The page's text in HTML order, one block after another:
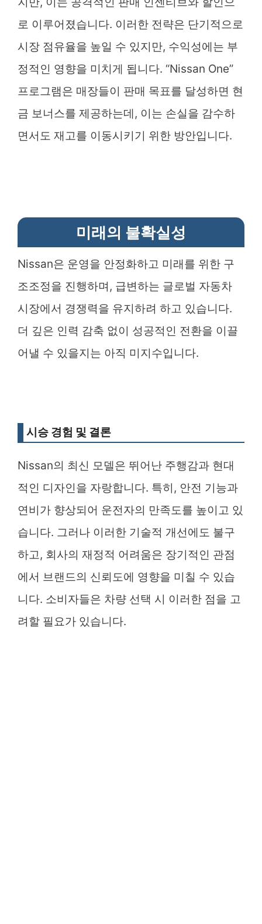
로 이루어졌습니다. 이러한 전략은 단기적으로
시장 점유율을 높일 수 있지만, 수익성에는 부
정적인 영향을 미치게 됩니다. “Nissan One”
프로그램은 매장들이 판매 목표를 달성하면 현
금 보너스를 제공하는데, 이는 손실을 감수하
면서도 재고를 이동시키기 위한 방안입니다.
미래의 불확실성
Nissan은 운영을 안정화하고 미래를 위한 구
조조정을 진행하며, 급변하는 글로벌 자동차
시장에서 경쟁력을 유지하려 하고 있습니다.
더 깊은 인력 감축 없이 성공적인 전환을 이끌
어낼 수 있을지는 아직 미지수입니다.
시승 경험 및 결론
Nissan의 최신 모델은 뛰어난 주행감과 현대
적인 디자인을 자랑합니다. 특히, 안전 기능과
연비가 향상되어 운전자의 만족도를 높이고 있
습니다. 그러나 이러한 기술적 개선에도 불구
하고, 회사의 재정적 어려움은 장기적인 관점
에서 브랜드의 신뢰도에 영향을 미칠 수 있습
니다. 소비자들은 차량 선택 시 이러한 점을 고
려할 필요가 있습니다.